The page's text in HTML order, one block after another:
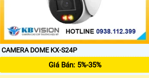
CAMERA DOME KX-S24P
Giá Bán: 5%-35%